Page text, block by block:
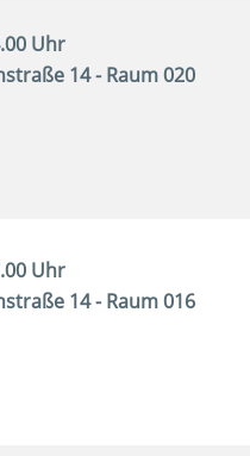
Uhr
14 - Raum 020
Uhr
14 - Raum 016